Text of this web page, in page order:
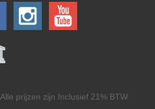
Alle prijzen zijn Inclusief 21% BTW